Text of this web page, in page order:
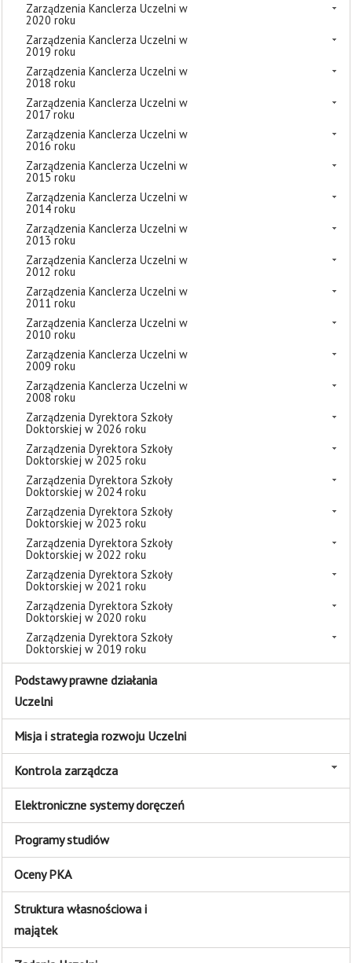
Zarządzenia Kanclerza Uczelni w
2020 roku
Zarządzenia Kanclerza Uczelni w
2019 roku
Zarządzenia Kanclerza Uczelni w
2018 roku
Zarządzenia Kanclerza Uczelni w
2017 roku
Zarządzenia Kanclerza Uczelni w
2016 roku
Zarządzenia Kanclerza Uczelni w
2015 roku
Zarządzenia Kanclerza Uczelni w
2014 roku
Zarządzenia Kanclerza Uczelni w
2013 roku
Zarządzenia Kanclerza Uczelni w
2012 roku
Zarządzenia Kanclerza Uczelni w
2011 roku
Zarządzenia Kanclerza Uczelni w
2010 roku
Zarządzenia Kanclerza Uczelni w
2009 roku
Zarządzenia Kanclerza Uczelni w
2008 roku
Zarządzenia Dyrektora Szkoły
Doktorskiej w 2026 roku
Zarządzenia Dyrektora Szkoły
Doktorskiej w 2025 roku
Zarządzenia Dyrektora Szkoły
Doktorskiej w 2024 roku
Zarządzenia Dyrektora Szkoły
Doktorskiej w 2023 roku
Zarządzenia Dyrektora Szkoły
Doktorskiej w 2022 roku
Zarządzenia Dyrektora Szkoły
Doktorskiej w 2021 roku
Zarządzenia Dyrektora Szkoły
Doktorskiej w 2020 roku
Zarządzenia Dyrektora Szkoły
Doktorskiej w 2019 roku
Podstawy prawne działania
Uczelni
Misja i strategia rozwoju Uczelni
Kontrola zarządcza
Elektroniczne systemy doręczeń
Programy studiów
Oceny PKA
Struktura własnościowa i
majątek